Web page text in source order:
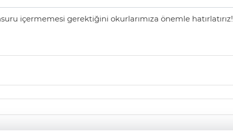
içermemesi gerektiğini okurlarımıza önemle hatırlatırız!